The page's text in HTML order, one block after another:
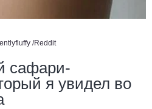
/Reddit
сафари-
я увидел во